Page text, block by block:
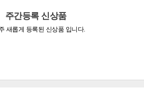
주간등록 신상품
새롭게 등록된 신상품 입니다.